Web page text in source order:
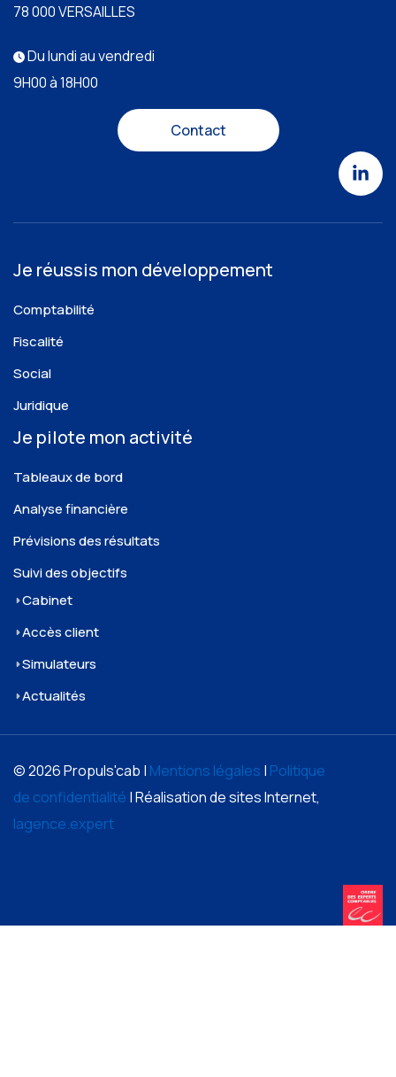
78 000 VERSAILLES
Du lundi au vendredi
9H00 à 18H00
Contact
Je réussis mon développement
Comptabilité
Fiscalité
Social
Juridique
Je pilote mon activité
Tableaux de bord
Analyse financière
Prévisions des résultats
Suivi des objectifs
Cabinet
Accès client
Simulateurs
Actualités
© 2026 Propuls'cab | Mentions légales | Politique
de confidentialité | Réalisation de sites Internet,
lagence.expert